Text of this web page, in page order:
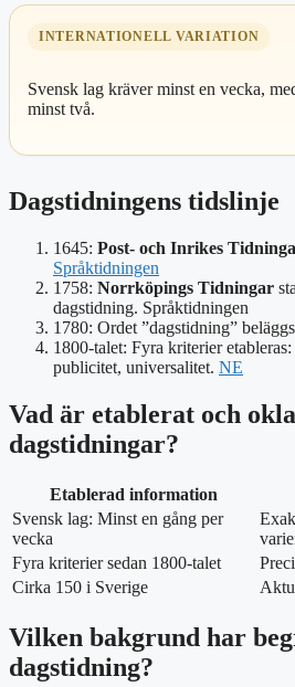
INTERNATIONELL VARIATION
Svensk lag kräver minst en vecka,
minst två.
Dagstidningens tidslinje
1645: Post- och Inrikes
Språktidningen
1758: Norrköpings Tidningar
dagstidning. Språktidningen
1780: Ordet ”dagstidning”
1800-talet: Fyra kriterier
publicitet, universalitet. NE
Vad är etablerat och
dagstidningar?
Etablerad information
Svensk lag: Minst en gång per
vecka
Fyra kriterier sedan 1800-talet
Cirka 150 i Sverige
Vilken bakgrund har
dagstidning?